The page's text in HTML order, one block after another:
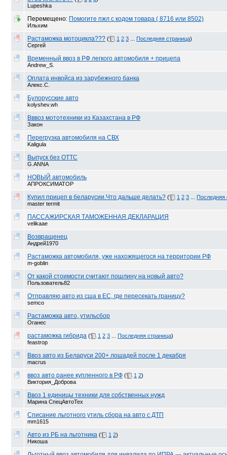
Lupeshka
Перемещено: Помогите пжл с кодом товара ( 8716 или 8502)
Ильхим
Растаможка мотоцикла??? ( 1 2 3 Последняя страница)
Сергей
Временный ввоз в РФ легкого автомобиля + прицепа
Andrew_S.
Оплата инвойса из зарубежного банка
Алекс.С.
Булорусские авто
kolyshev.wh
Вввоз мототехники из Казахстана в РФ
Закон
Перегрузка автомобиля на СВХ
Kaligula
Выпуск без ОТТС
G.ANNA
НОВЫЙ автомобиль
АПРОКСИМАТОР
Купил прицеп в беларусии.Что дальше делать? ( 1 2 3 Последняя
master termit
ПАССАЖИРСКАЯ ТАМОЖЕННАЯ ДЕКЛАРАЦИЯ
velikaae
Возвращенец
Андрей1970
Растаможка автомобиля, уже нахожящегося на территории РФ
m-goblin
От какой стоимости считают пошлину на новый авто?
Пользователь82
Отправляю авто из сша в ЕС, где пересекать границу?
semco
Растаможка авто, утильсбор
Оганес
растаможка гибрида ( 1 2 3 Последняя страница)
feastrop
Ввоз авто из Беларуси 200+ лошадей после 1 декабря
macrus
ввоз авто ранее купленного в РФ ( 1 2)
Виктория_Доброва
Ввоз 1 единицы техники для собственных нужд
Марина СпецАвтоТех
Списание льготного утиль сбора на авто с ДТП
mm1615
Авто из РБ на льготника ( 1 2)
Никоша